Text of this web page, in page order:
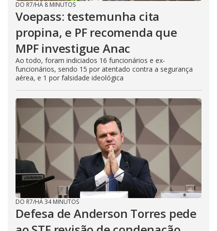
DO R7/HÁ 8 MINUTOS
Voepass: testemunha cita
propina, e PF recomenda que
MPF investigue Anac
Ao todo, foram indiciados 16 funcionários e ex-
funcionários, sendo 15 por atentado contra a segurança
aérea, e 1 por falsidade ideológica
DO R7/HÁ 34 MINUTOS
Defesa de Anderson Torres pede